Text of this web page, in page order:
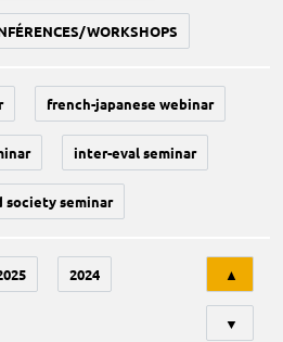
WORKSHOPS
french-japanese webinar
inter-eval seminar
society seminar
2024 ▲
▼